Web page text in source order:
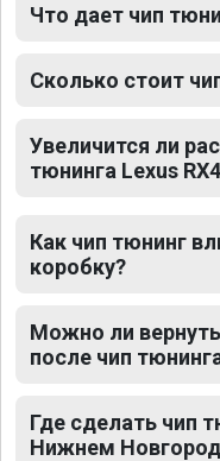
Что дает чип
Сколько стоит
Увеличится ли
тюнинга Lexus
Как чип тюнинг
коробку?
Можно ли
после чип
Где сделать чип
Нижнем